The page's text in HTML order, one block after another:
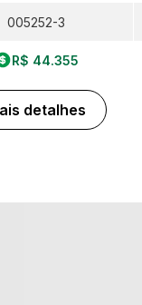
005252-3
R$ 44.355
detalhes